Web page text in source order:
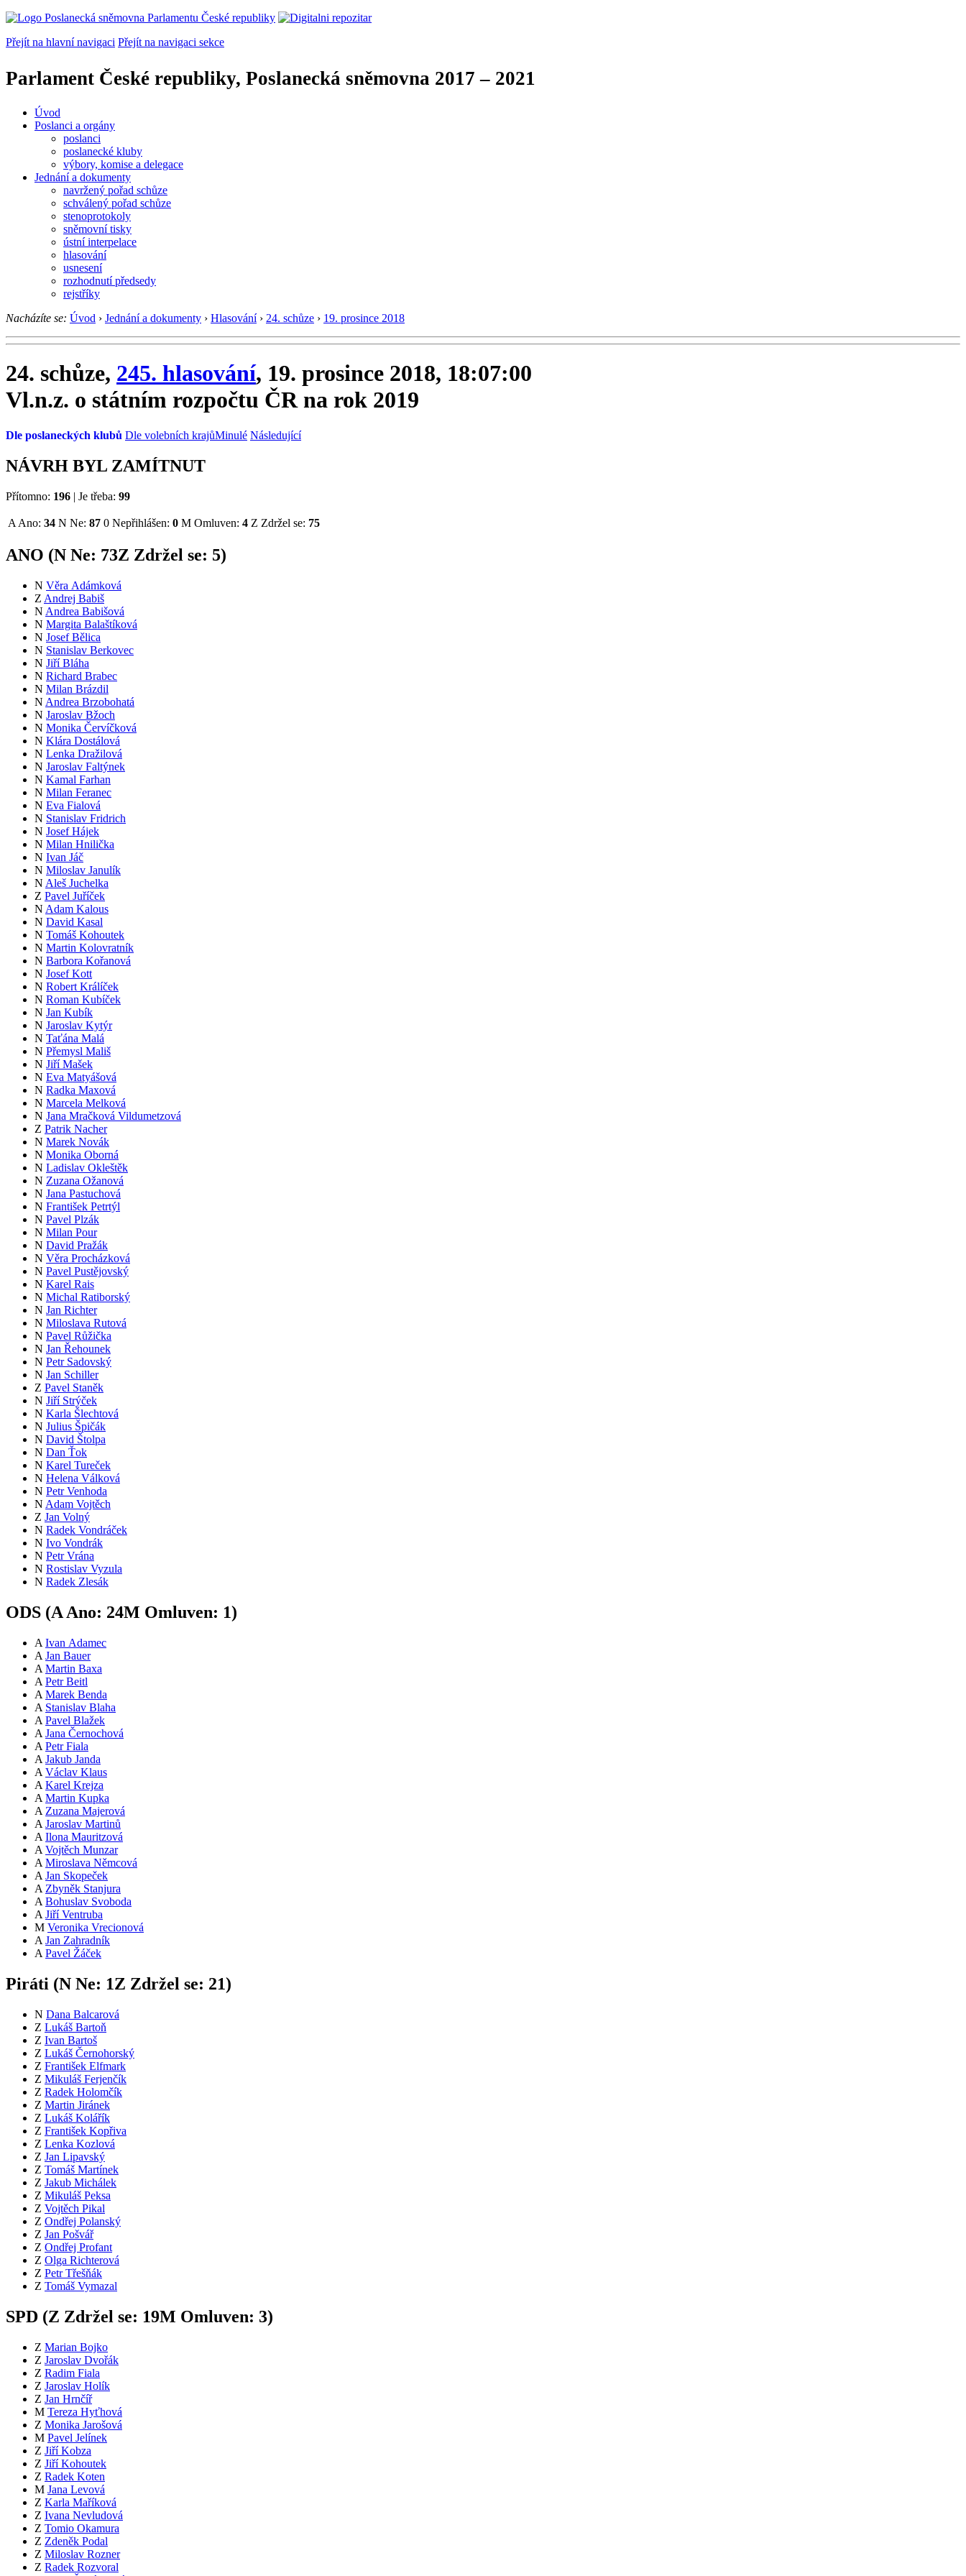
Přejít na hlavní navigaci Přejít na navigaci sekce
Parlament České republiky, Poslanecká sněmovna 2017 – 2021
Úvod
Poslanci a orgány
poslanci
poslanecké kluby
výbory, komise a delegace
Jednání a dokumenty
navržený pořad schůze
schválený pořad schůze
stenoprotokoly
sněmovní tisky
ústní interpelace
hlasování
usnesení
rozhodnutí předsedy
rejstříky
Nacházíte se: Úvod › Jednání a dokumenty › Hlasování › 24. schůze › 19. prosince 2018
24. schůze, 245. hlasování, 19. prosince 2018, 18:07:00
Vl.n.z. o státním rozpočtu ČR na rok 2019
Dle poslaneckých klubů Dle volebních krajůMinulé Následující
NÁVRH BYL ZAMÍTNUT
Přítomno: 196 | Je třeba: 99
A Ano: 34 N Ne: 87 0 Nepřihlášen: 0 M Omluven: 4 Z Zdržel se: 75
ANO (N Ne: 73Z Zdržel se: 5)
N Věra Adámková
Z Andrej Babiš
N Andrea Babišová
N Margita Balaštíková
N Josef Bělica
N Stanislav Berkovec
N Jiří Bláha
N Richard Brabec
N Milan Brázdil
N Andrea Brzobohatá
N Jaroslav Bžoch
N Monika Červíčková
N Klára Dostálová
N Lenka Dražilová
N Jaroslav Faltýnek
N Kamal Farhan
N Milan Feranec
N Eva Fialová
N Stanislav Fridrich
N Josef Hájek
N Milan Hnilička
N Ivan Jáč
N Miloslav Janulík
N Aleš Juchelka
Z Pavel Juříček
N Adam Kalous
N David Kasal
N Tomáš Kohoutek
N Martin Kolovratník
N Barbora Kořanová
N Josef Kott
N Robert Králíček
N Roman Kubíček
N Jan Kubík
N Jaroslav Kytýr
N Taťána Malá
N Přemysl Mališ
N Jiří Mašek
N Eva Matyášová
N Radka Maxová
N Marcela Melková
N Jana Mračková Vildumetzová
Z Patrik Nacher
N Marek Novák
N Monika Oborná
N Ladislav Okleštěk
N Zuzana Ožanová
N Jana Pastuchová
N František Petrtýl
N Pavel Plzák
N Milan Pour
N David Pražák
N Věra Procházková
N Pavel Pustějovský
N Karel Rais
N Michal Ratiborský
N Jan Richter
N Miloslava Rutová
N Pavel Růžička
N Jan Řehounek
N Petr Sadovský
N Jan Schiller
Z Pavel Staněk
N Jiří Strýček
N Karla Šlechtová
N Julius Špičák
N David Štolpa
N Dan Ťok
N Karel Tureček
N Helena Válková
N Petr Venhoda
N Adam Vojtěch
Z Jan Volný
N Radek Vondráček
N Ivo Vondrák
N Petr Vrána
N Rostislav Vyzula
N Radek Zlesák
ODS (AAno: 24M Omluven: 1)
A Ivan Adamec
A Jan Bauer
A Martin Baxa
A Petr Beitl
A Marek Benda
A Stanislav Blaha
A Pavel Blažek
A Jana Černochová
A Petr Fiala
A Jakub Janda
A Václav Klaus
A Karel Krejza
A Martin Kupka
A Zuzana Majerová
A Jaroslav Martinů
A Ilona Mauritzová
A Vojtěch Munzar
A Miroslava Němcová
A Jan Skopeček
A Zbyněk Stanjura
A Bohuslav Svoboda
A Jiří Ventruba
M Veronika Vrecionová
A Jan Zahradník
A Pavel Žáček
Piráti (N Ne: 1Z Zdržel se: 21)
N Dana Balcarová
Z Lukáš Bartoň
Z Ivan Bartoš
Z Lukáš Černohorský
Z František Elfmark
Z Mikuláš Ferjenčík
Z Radek Holomčík
Z Martin Jiránek
Z Lukáš Kolářík
Z František Kopřiva
Z Lenka Kozlová
Z Jan Lipavský
Z Tomáš Martínek
Z Jakub Michálek
Z Mikuláš Peksa
Z Vojtěch Pikal
Z Ondřej Polanský
Z Jan Pošvář
Z Ondřej Profant
Z Olga Richterová
Z Petr Třešňák
Z Tomáš Vymazal
SPD (Z Zdržel se: 19M Omluven: 3)
Z Marian Bojko
Z Jaroslav Dvořák
Z Radim Fiala
Z Jaroslav Holík
Z Jan Hrnčíř
M Tereza Hyťhová
Z Monika Jarošová
M Pavel Jelínek
Z Jiří Kobza
Z Jiří Kohoutek
Z Radek Koten
M Jana Levová
Z Karla Maříková
Z Ivana Nevludová
Z Tomio Okamura
Z Zdeněk Podal
Z Miloslav Rozner
Z Radek Rozvoral